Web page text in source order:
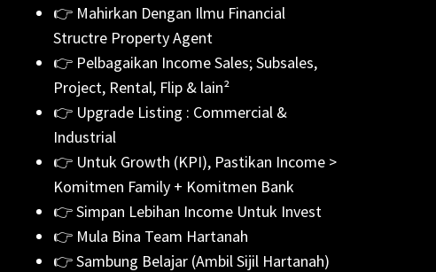
👉 Mahirkan Dengan Ilmu Financial
Structre Property Agent
👉 Pelbagaikan Income Sales; Subsales,
Project, Rental, Flip & lain²
👉 Upgrade Listing : Commercial &
Industrial
👉 Untuk Growth (KPI), Pastikan Income >
Komitmen Family + Komitmen Bank
👉 Simpan Lebihan Income Untuk Invest
👉 Mula Bina Team Hartanah
👉 Sambung Belajar (Ambil Sijil Hartanah)